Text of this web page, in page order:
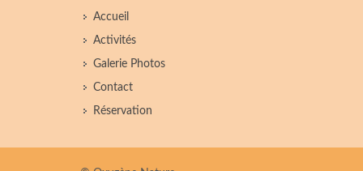
Accueil
Activités
Galerie Photos
Contact
Réservation